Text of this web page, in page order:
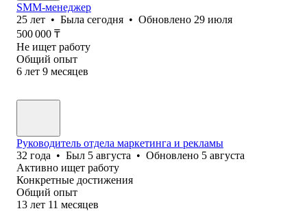
SMM-менеджер
25 лет • Была сегодня • Обновлено 29 июля
500 000 ₸
Не ищет работу
Общий опыт
6 лет 9 месяцев
Руководитель отдела маркетинга и рекламы
32 года • Был 5 августа • Обновлено 5 августа
Активно ищет работу
Конкретные достижения
Общий опыт
13 лет 11 месяцев